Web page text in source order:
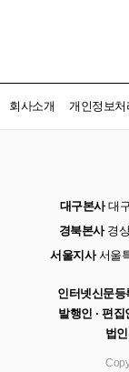
회사소개 개인정보처
대구본사대
경북본사경
서울지사서울
인터넷신문등
발행인 · 편집
법